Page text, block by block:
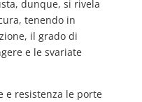
dunque, si rivela
tenendo in
il grado di
e le svariate
e resistenza le porte